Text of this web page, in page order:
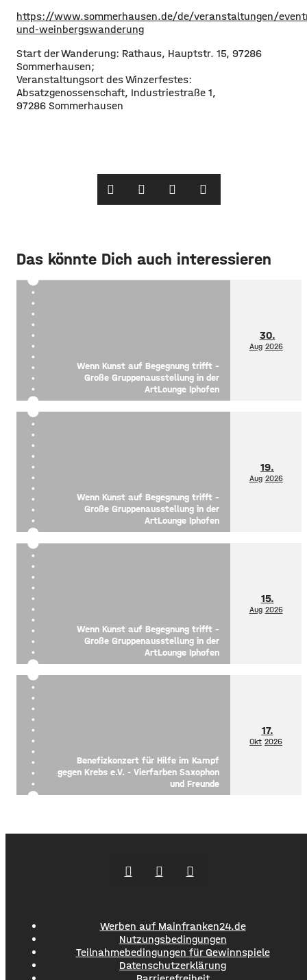
https://www.sommerhausen.de/de/veranstaltungen/
und-weinbergswanderung
Start der Wanderung: Rathaus, Hauptstr. 15, 97286
Sommerhausen;
Veranstaltungsort des Winzerfestes:
Absatzgenossenschaft, Industriestraße 1,
97286 Sommerhausen
Das könnte Dich auch interessieren
Wenn Kunst auf Begegnung trifft –
Große Gruppenausstellung in der
ArtLounge Iphofen
30.
Aug 2026
Wenn Kunst auf Begegnung trifft –
Große Gruppenausstellung in der
ArtLounge Iphofen
19.
Aug 2026
Wenn Kunst auf Begegnung trifft –
Große Gruppenausstellung in der
ArtLounge Iphofen
15.
Aug 2026
Benefizkonzert für Hilfe im Kampf
gegen Krebs e.V. - Vierfarben Saxophon
und Freunde
17.
Okt 2026
Werben auf Mainfranken24.de
Nutzungsbedingungen
Teilnahmebedingungen für Gewinnspiele
Datenschutzerklärung